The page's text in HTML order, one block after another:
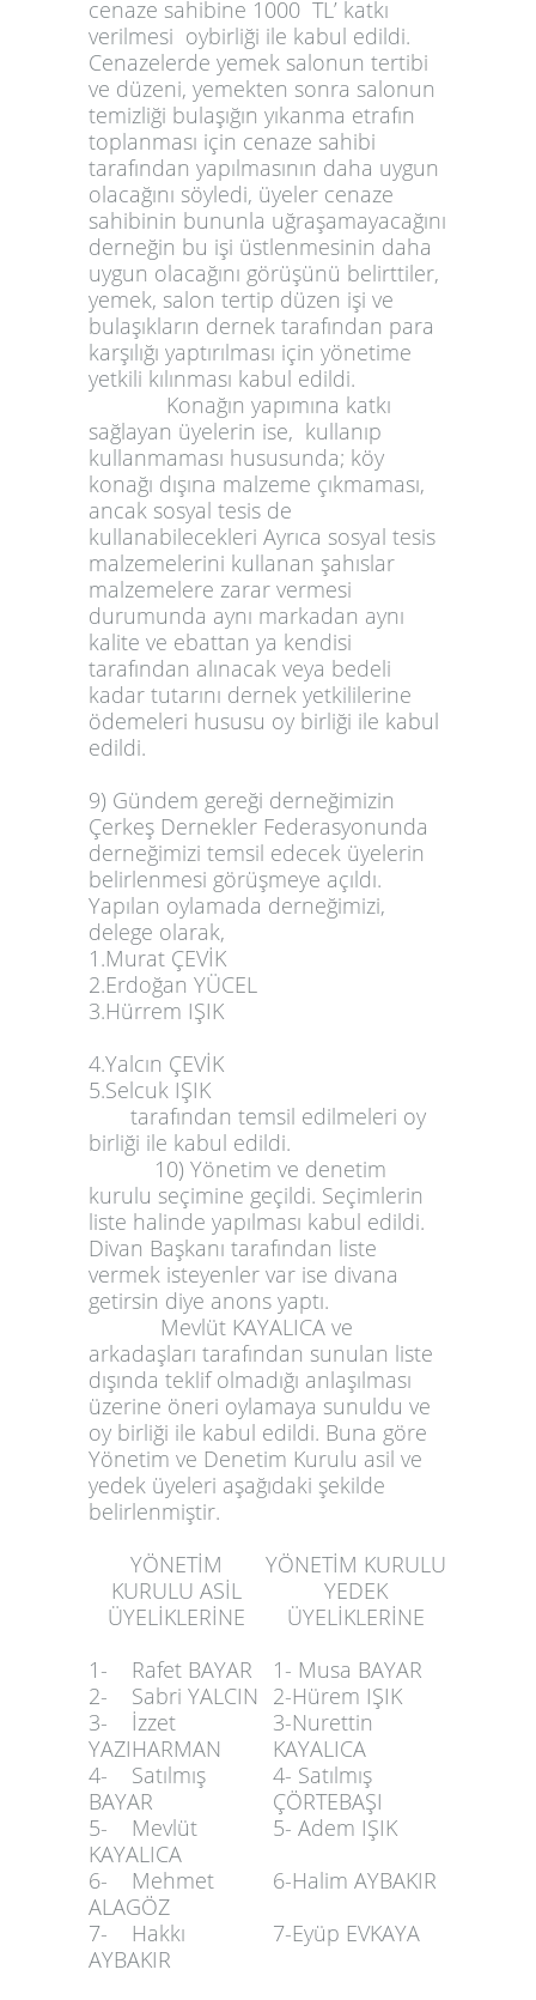
cenaze sahibine 1000 TL’ katkı
verilmesi oybirliği ile kabul edildi.
Cenazelerde yemek salonun tertibi
ve düzeni, yemekten sonra salonun
temizliği bulaşığın yıkanma etrafın
toplanması için cenaze sahibi
tarafından yapılmasının daha uygun
olacağını söyledi, üyeler cenaze
sahibinin bununla uğraşamayacağını
derneğin bu işi üstlenmesinin daha
uygun olacağını görüşünü belirttiler,
yemek, salon tertip düzen işi ve
bulaşıkların dernek tarafından para
karşılığı yaptırılması için yönetime
yetkili kılınması kabul edildi.
Konağın yapımına katkı
sağlayan üyelerin ise, kullanıp
kullanmaması hususunda; köy
konağı dışına malzeme çıkmaması,
ancak sosyal tesis de
kullanabilecekleri Ayrıca sosyal tesis
malzemelerini kullanan şahıslar
malzemelere zarar vermesi
durumunda aynı markadan aynı
kalite ve ebattan ya kendisi
tarafından alınacak veya bedeli
kadar tutarını dernek yetkililerine
ödemeleri hususu oy birliği ile kabul
edildi.
9) Gündem gereği derneğimizin
Çerkeş Dernekler Federasyonunda
derneğimizi temsil edecek üyelerin
belirlenmesi görüşmeye açıldı.
Yapılan oylamada derneğimizi,
delege olarak,
1.Murat ÇEVİK
2.Erdoğan YÜCEL
3.Hürrem IŞIK
4.Yalcın ÇEVİK
5.Selcuk IŞIK
tarafından temsil edilmeleri oy
birliği ile kabul edildi.
10) Yönetim ve denetim
kurulu seçimine geçildi. Seçimlerin
liste halinde yapılması kabul edildi.
Divan Başkanı tarafından liste
vermek isteyenler var ise divana
getirsin diye anons yaptı.
Mevlüt KAYALICA ve
arkadaşları tarafından sunulan liste
dışında teklif olmadığı anlaşılması
üzerine öneri oylamaya sunuldu ve
oy birliği ile kabul edildi. Buna göre
Yönetim ve Denetim Kurulu asil ve
yedek üyeleri aşağıdaki şekilde
belirlenmiştir.
YÖNETİM
KURULU ASİL
ÜYELİKLERİNE
YÖNETİM KURULU
YEDEK
ÜYELİKLERİNE
1- Rafet BAYAR
1- Musa BAYAR
2- Sabri YALCIN
2-Hürem IŞIK
3- İzzet
YAZIHARMAN
3-Nurettin
KAYALICA
4- Satılmış
BAYAR
4- Satılmış
ÇÖRTEBAŞI
5- Mevlüt
KAYALICA
5- Adem IŞIK
6- Mehmet
ALAGÖZ
6-Halim AYBAKIR
7- Hakkı
AYBAKIR
7-Eyüp EVKAYA